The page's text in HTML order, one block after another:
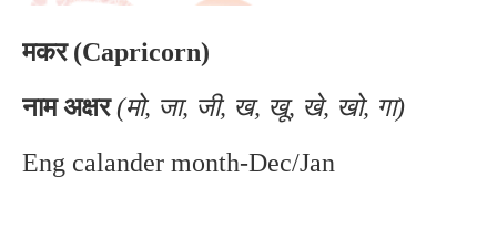
मकर (Capricorn)
नाम अक्षर (मो, जा, जी, ख, खू, खे, खो, गा)
Eng calander month-Dec/Jan